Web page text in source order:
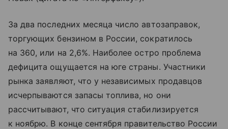
За два последних месяца число автозаправок,
торгующих бензином в России, сократилось
на 360, или на 2,6%. Наиболее остро проблема
дефицита ощущается на юге страны. Участники
рынка заявляют, что у независимых продавцов
исчерпываются запасы топлива, но они
рассчитывают, что ситуация стабилизируется
к ноябрю. В конце сентября правительство России